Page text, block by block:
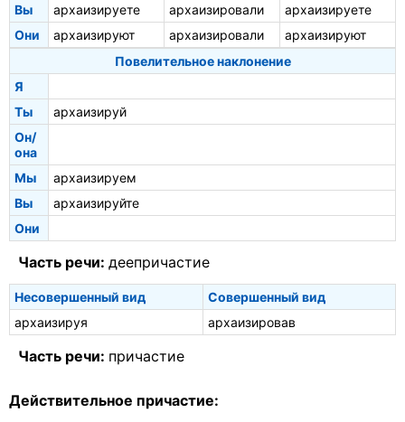
Вы
архаизируете архаизировали
архаизируете
Они
архаизируют архаизировали
архаизируют
Повелительное наклонение
Я
Ты
архаизируй
Он/
она
Мы
архаизируем
Вы
архаизируйте
Они
Часть речи: деепричастие
Несовершенный вид
Совершенный вид
архаизируя
архаизировав
Часть речи: причастие
Действительное причастие: